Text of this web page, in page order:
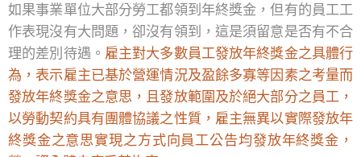
如果事業單位大部分勞工都領到年終獎金，但有的員工工
作表現沒有大問題，卻沒有領到，這是須留意是否有不合
理的差別待遇。 雇主對大多數員工發放年終獎金之具體行
為，表示雇主已基於營運情況及盈餘多寡等因素之考量而
發放年終獎金之意思，且發放範圍及於絕大部分之員工，
以勞動契約具有團體協議之性質，雇主無異以實際發放年
終獎金之意思實現之方式向員工公告均發放年終獎金，